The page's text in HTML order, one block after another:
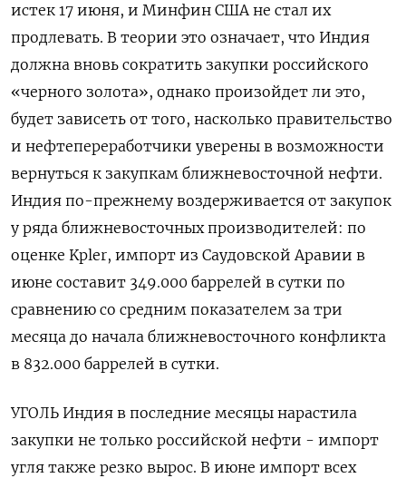
истек 17 июня, и Минфин США не стал их
продлевать. В теории это ​означает, что Индия
должна вновь сократить закупки российского
«черного золота», однако произойдет ли это,
будет зависеть от того, насколько правительство
и нефтепереработчики уверены в возможности
‌вернуться к закупкам ближневосточной нефти.
Индия по-прежнему воздерживается от закупок
у ряда ближневосточных производителей: по
оценке Kpler, импорт из Саудовской Аравии в
июне составит ​349.000 баррелей в сутки по
сравнению со средним показателем за три
месяца до начала ближневосточного конфликта
в 832.000 баррелей в сутки.
УГОЛЬ Индия в последние ‌месяцы нарастила
закупки не только российской нефти - импорт
угля также резко вырос. В июне импорт всех